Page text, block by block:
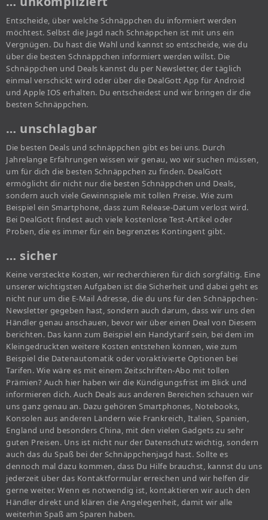
Entscheide, über welche Schnäppchen du informiert werden
möchtest. Selbst die Jagd nach Schnäppchen ist mit uns ein
Vergnügen. Du hast die Wahl und kannst so entscheide, wie du
über die besten Schnäppchen informiert werden willst. Die
Schnäppchen und Deals kannst du per Newsletter, der täglich
einmal verschickt wird oder über die DealGott App für Android
und Apple IOS erhalten. Du entscheidest und wir bringen dir die
besten Schnäppchen.
… unschlagbar
Die besten Deals und schnäppchen gibt es bei uns. Durch
Jahrelange Erfahrungen wissen wir genau, wo wir suchen müssen,
um für dich die besten Schnäppchen zu finden. DealGott
ermöglicht dir nicht nur die besten Schnäppchen und Deals,
sondern auch viele Gewinnspiele mit tollen Preise. Wie zum
Beispiel ein Smartphone, dass zum Release-Datum verlost wird.
Bei DealGott findest auch viele kostenlose Test-Artikel oder
Proben, die es immer für ein begrenztes Kontingent gibt.
… sicher
Keine versteckte Kosten, wir recherchieren für dich sorgfältig. Eine
unserer wichtigsten Aufgaben ist die Sicherheit und dabei geht es
nicht nur um die E-Mail Adresse, die du uns für den Schnäppchen-
Newsletter gegeben hast, sondern auch darum, dass wir uns den
Händler genau anschauen, bevor wir über einen Deal von Diesem
berichten. Das kann zum Beispiel ein Handytarif sein, bei dem im
Kleingedruckten weitere Kosten entstehen können, wie zum
Beispiel die Datenautomatik oder voraktivierte Optionen bei
Tarifen. Wie wäre es mit einem Zeitschriften-Abo mit tollen
Prämien? Auch hier haben wir die Kündigungsfrist im Blick und
informieren dich. Auch Deals aus anderen Bereichen schauen wir
uns ganz genau an. Dazu gehören Smartphones, Notebooks,
Konsolen aus anderen Ländern wie Frankreich, Italien, Spanien,
England und besonders China, mit den vielen Gadgets zu sehr
guten Preisen. Uns ist nicht nur der Datenschutz wichtig, sondern
auch das du Spaß bei der Schnäppchenjagd hast. Sollte es
dennoch mal dazu kommen, dass Du Hilfe brauchst, kannst du uns
jederzeit über das Kontaktformular erreichen und wir helfen dir
gerne weiter. Wenn es notwendig ist, kontaktieren wir auch den
Händler direkt und klären die Angelegenheit, damit wir alle
weiterhin Spaß am Sparen haben.